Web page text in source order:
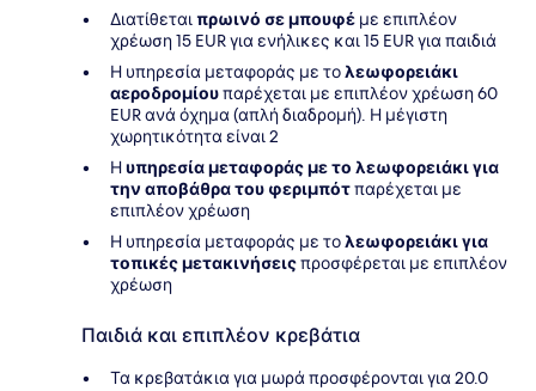
Διατίθεταιπρωινό σε μπουφέ με επιπλέον
χρέωση 15 EUR για ενήλικες και 15 EUR για παιδιά
Η υπηρεσία μεταφοράς με τολεωφορειάκι
αεροδρομίουπαρέχεται με επιπλέον χρέωση 60
EUR ανά όχημα (απλή διαδρομή). Η μέγιστη
χωρητικότητα είναι 2
Ηυπηρεσία μεταφοράς με το λεωφορειάκι για
την αποβάθρα του φεριμπότπαρέχεται με
επιπλέον χρέωση
Η υπηρεσία μεταφοράς με τολεωφορειάκι για
τοπικές μετακινήσειςπροσφέρεται με επιπλέον
χρέωση
Παιδιά και επιπλέον κρεβάτια
Τα κρεβατάκια για μωρά προσφέρονται για 20.0